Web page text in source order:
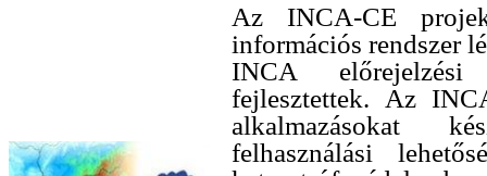
Az INCA-CE
információs rendszer
INCA előrejelzési
fejlesztettek. Az
alkalmazásokat
felhasználási